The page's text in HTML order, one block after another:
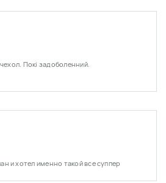
Покі задоболенний.
и хотел именно такой все суппер